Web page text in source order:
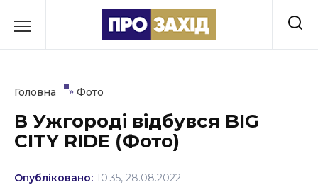
до
Культура
Освіта
Головна » Фото
В Ужгороді відбувся BIG
CITY RIDE (Фото)
Опубліковано: 10:35, 28.08.2022